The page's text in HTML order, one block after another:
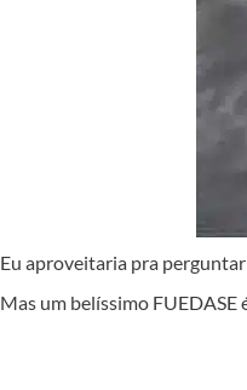
Eu aproveitaria pra
Mas um belíssimo FUEDASE